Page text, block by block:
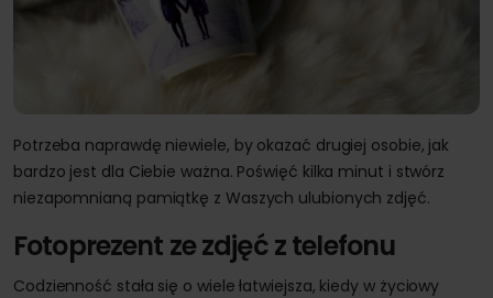
Potrzeba naprawdę niewiele, by okazać drugiej osobie, jak
bardzo jest dla Ciebie ważna. Poświęć kilka minut i stwórz
niezapomnianą pamiątkę z Waszych ulubionych zdjęć.
Fotoprezent ze zdjęć z telefonu
Codzienność stała się o wiele łatwiejsza, kiedy w życiowy